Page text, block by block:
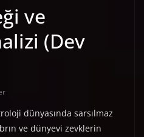
ve
(Dev
dünyasında sarsılmaz
ve dünyevi zevklerin